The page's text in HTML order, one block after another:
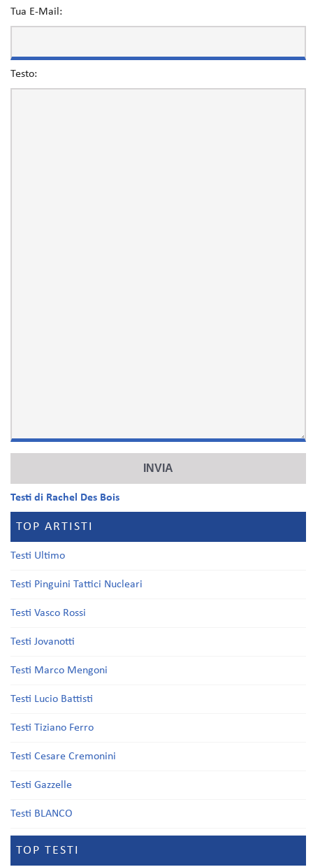
Tua E-Mail:
Testo:
Testi di Rachel Des Bois
TOP ARTISTI
Testi Ultimo
Testi Pinguini Tattici Nucleari
Testi Vasco Rossi
Testi Jovanotti
Testi Marco Mengoni
Testi Lucio Battisti
Testi Tiziano Ferro
Testi Cesare Cremonini
Testi Gazzelle
Testi BLANCO
TOP TESTI